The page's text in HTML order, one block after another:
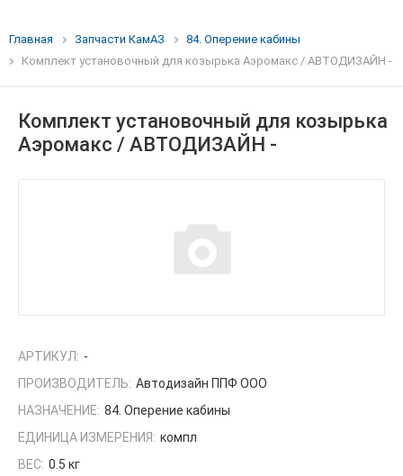
Главная Запчасти КамАЗ
84. Оперение кабины
Комплект установочный для козырька Аэромакс / АВТОДИЗАЙН -
Комплект установочный для козырька
Аэромакс / АВТОДИЗАЙН -
АРТИКУЛ: -
ПРОИЗВОДИТЕЛЬ: Автодизайн ППФ ООО
НАЗНАЧЕНИЕ: 84. Оперение кабины
ЕДИНИЦА ИЗМЕРЕНИЯ: компл
ВЕС: 0.5 кг